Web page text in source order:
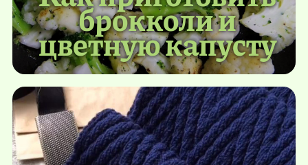
брокколи и
цветную капусту